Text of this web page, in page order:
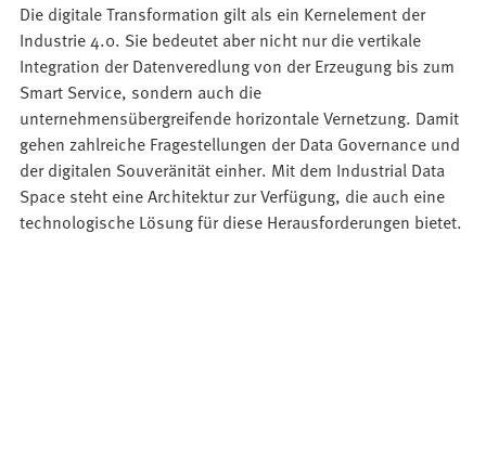
Die digitale Transformation gilt als ein Kernelement der
Industrie 4.0. Sie bedeutet aber nicht nur die vertikale
Integration der Datenveredlung von der Erzeugung bis zum
Smart Service, sondern auch die
unternehmensübergreifende horizontale Vernetzung. Damit
gehen zahlreiche Fragestellungen der Data Governance und
der digitalen Souveränität einher. Mit dem Industrial Data
Space steht eine Architektur zur Verfügung, die auch eine
technologische Lösung für diese Herausforderungen bietet.